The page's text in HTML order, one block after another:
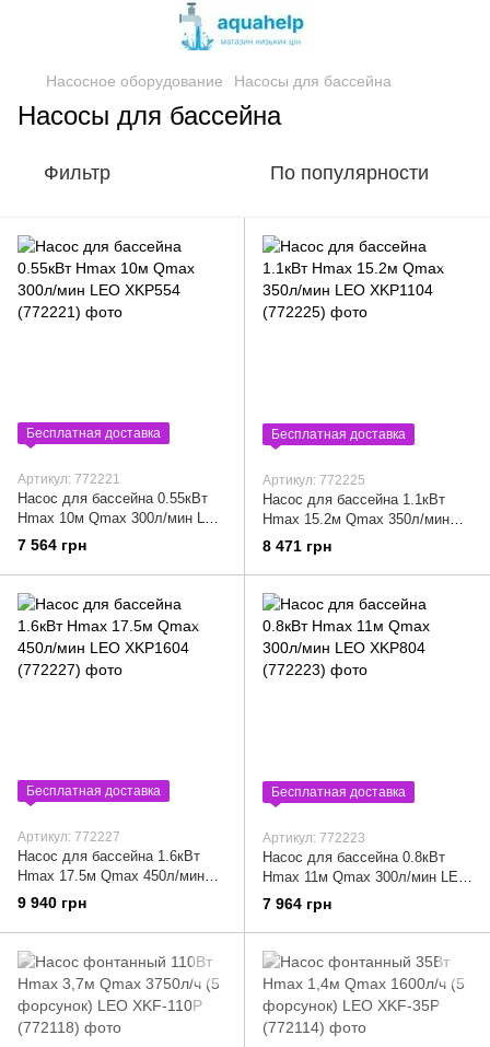
Насосное оборудование Насосы для бассейна
Насосы для бассейна
Фильтр По популярности
Бесплатная доставка
Артикул: 772221
Насос для бассейна 0.55кВт
Hmax 10м Qmax 300л/мин LEO
XKP554 (772221)
7 564 грн
Бесплатная доставка
Артикул: 772225
Насос для бассейна 1.1кВт
Hmax 15.2м Qmax 350л/мин
LEO XKP1104 (772225)
8 471 грн
Бесплатная доставка
Артикул: 772227
Насос для бассейна 1.6кВт
Hmax 17.5м Qmax 450л/мин
LEO XKP1604 (772227)
9 940 грн
Бесплатная доставка
Артикул: 772223
Насос для бассейна 0.8кВт
Hmax 11м Qmax 300л/мин LEO
XKP804 (772223)
7 964 грн